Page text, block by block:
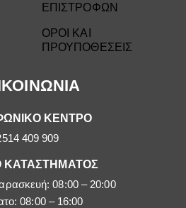
ΚΕΝΤΡΟ
409 909
ΚΑΤΑΣΤΗΜΑΤΟΣ
08:00 – 20:00
08:00 – 16:00
ΕΠΙΣΤΡΟΦΩΝ
ΟΡΟΙ ΚΑΙ
ΠΡΟΥΠΟΘΕΣΕΙΣ